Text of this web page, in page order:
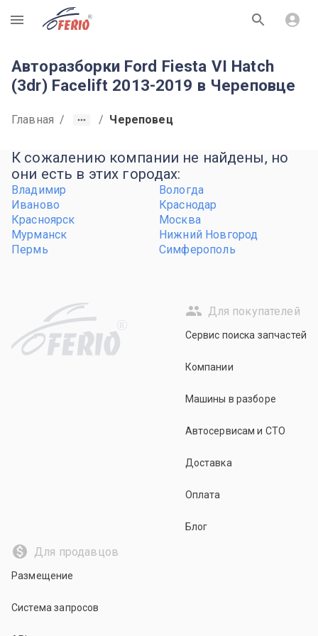
R
Авторазборки Ford Fiesta VI Hatch
(3dr) Facelift 2013-2019 в Череповце
Главная / / Череповец
К сожалению компании не найдены, но
они есть в этих городах:
Владимир
Вологда
Иваново
Краснодар
Красноярск
Москва
Мурманск
Нижний Новгород
Пермь
Симферополь
R
Для покупателей
Сервис поиска запчастей
Компании
Машины в разборе
Автосервисам и СТО
Доставка
Оплата
Блог
Для продавцов
Размещение
Система запросов